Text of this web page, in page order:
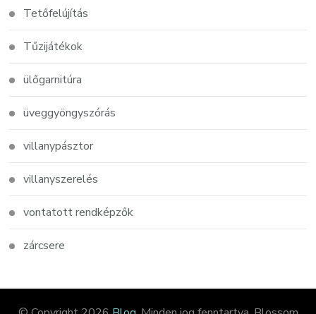
Tetőfelújítás
Tűzijátékok
ülőgarnitúra
üveggyöngyszórás
villanypásztor
villanyszerelés
vontatott rendképzők
zárcsere